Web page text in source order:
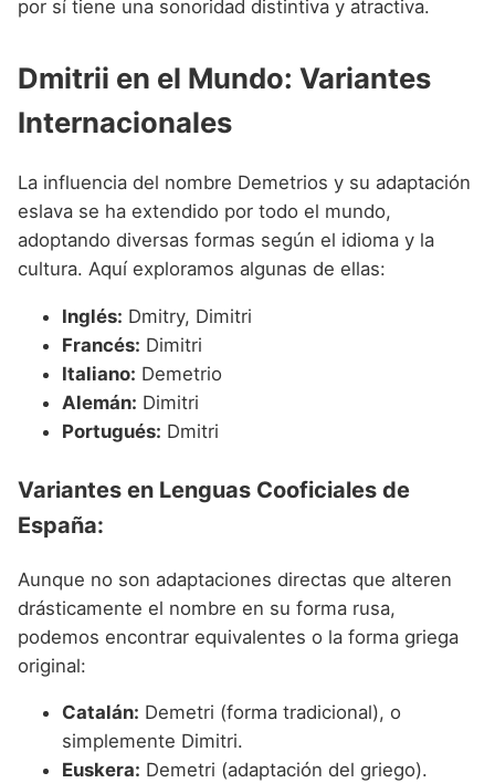
por sí tiene una sonoridad distintiva y atractiva.
Dmitrii en el Mundo: Variantes
Internacionales
La influencia del nombre Demetrios y su adaptación
eslava se ha extendido por todo el mundo,
adoptando diversas formas según el idioma y la
cultura. Aquí exploramos algunas de ellas:
Inglés: Dmitry, Dimitri
Francés: Dimitri
Italiano: Demetrio
Alemán: Dimitri
Portugués: Dmitri
Variantes en Lenguas Cooficiales de
España:
Aunque no son adaptaciones directas que alteren
drásticamente el nombre en su forma rusa,
podemos encontrar equivalentes o la forma griega
original:
Catalán: Demetri (forma tradicional), o
simplemente Dimitri.
Euskera: Demetri (adaptación del griego).